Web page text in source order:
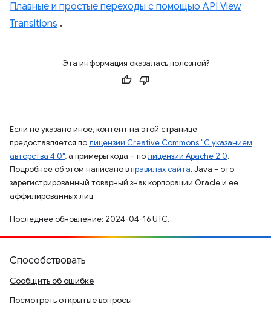
Плавные и простые переходы с помощью API View
Transitions .
Эта информация оказалась полезной?
Если не указано иное, контент на этой странице
предоставляется полицензии Creative Commons "С указанием
авторства 4.0", а примеры кода – полицензии Apache 2.0.
Подробнее об этом написано вправилах сайта. Java – это
зарегистрированный товарный знак корпорации Oracle и ее
аффилированных лиц.
Последнее обновление: 2024-04-16 UTC.
Способствовать
Сообщить об ошибке
Посмотреть открытые вопросы